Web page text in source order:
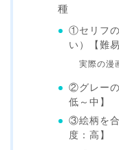
種
①セリフ
い）【難
実際の漫
②グレーの
低～中】
③絵柄を
度：高】